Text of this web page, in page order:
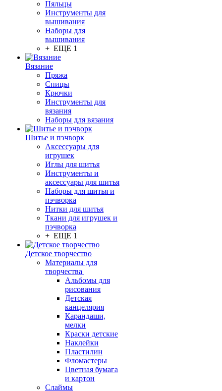
Пяльцы
Инструменты для
вышивания
Наборы для
вышивания
+ ЕЩЕ 1
Вязание
Пряжа
Спицы
Крючки
Инструменты для
вязания
Наборы для вязания
Шитье и пэчворк
Аксессуары для
игрушек
Иглы для шитья
Инструменты и
аксессуары для шитья
Наборы для шитья и
пэчворка
Нитки для шитья
Ткани для игрушек и
пэчворка
+ ЕЩЕ 1
Детское творчество
Материалы для
творчества
Альбомы для
рисования
Детская
канцелярия
Карандаши,
мелки
Краски детские
Наклейки
Пластилин
Фломастеры
Цветная бумага
и картон
Слаймы